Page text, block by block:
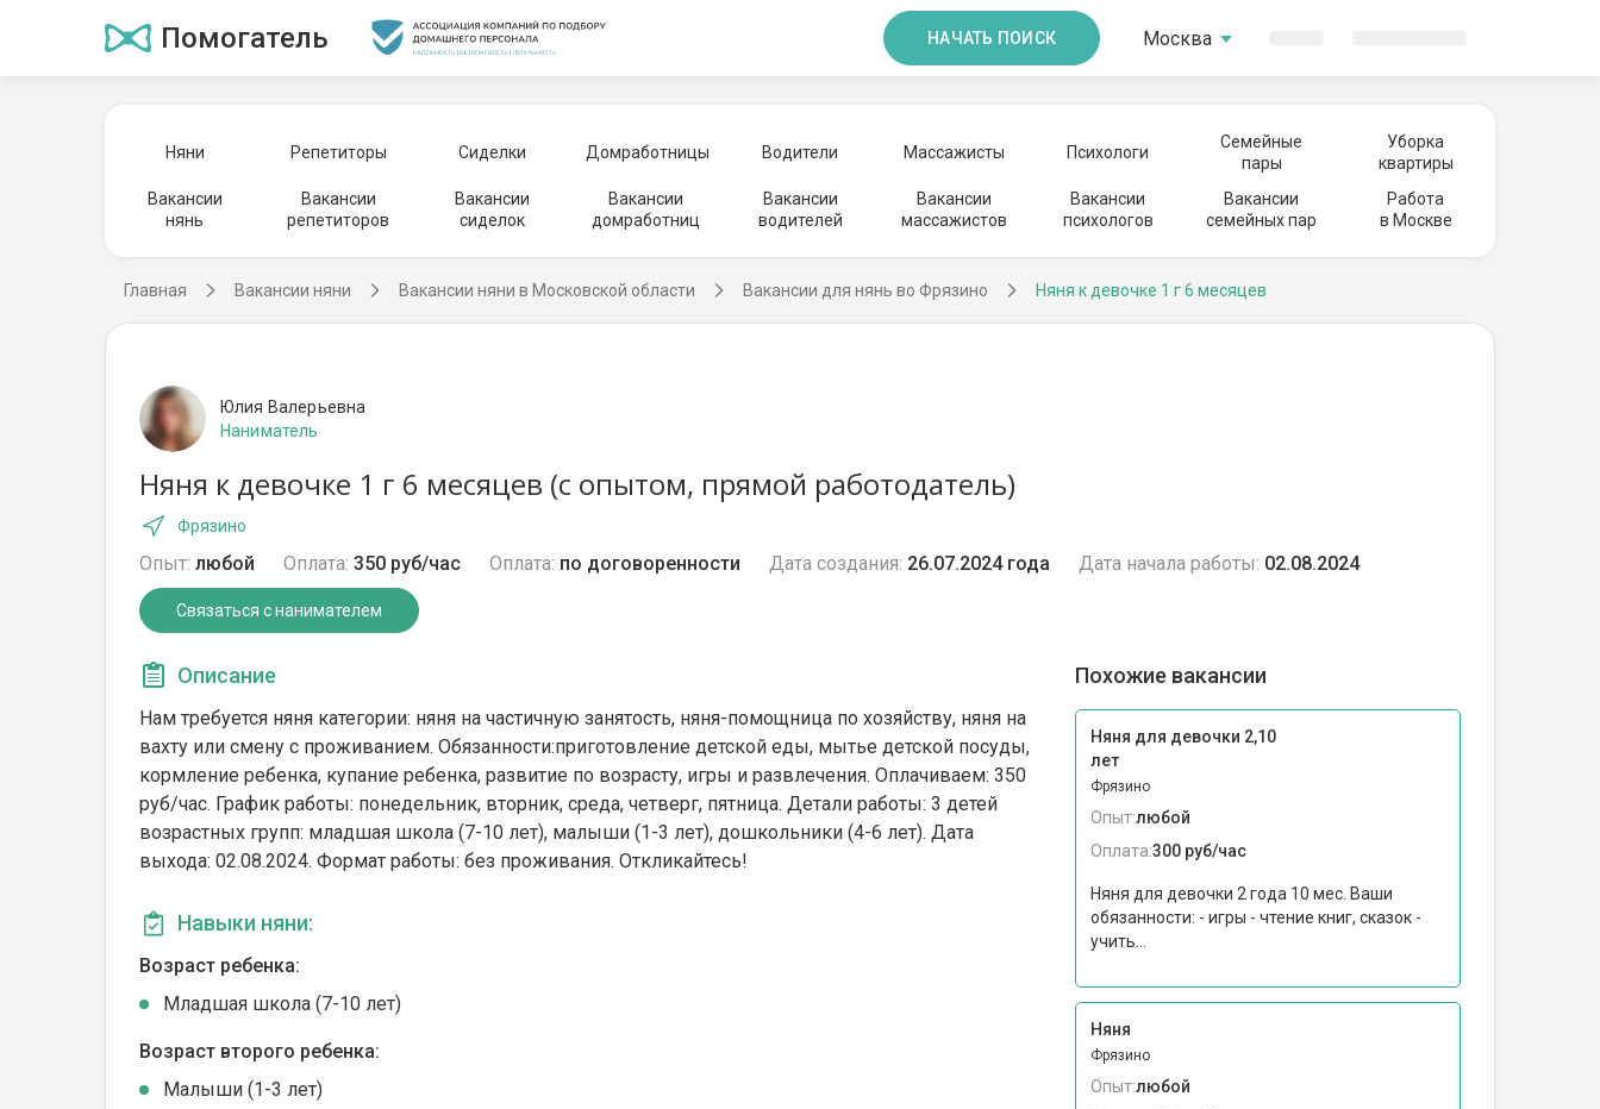
Помогатель НАЧАТЬ ПОИСК Москва
Няни Репетиторы Сиделки Домработницы Водители Массажисты Психологи
Семейные
пары
Уборка
квартиры
Вакансии
нянь
Вакансии
репетиторов
Вакансии
сиделок
Вакансии
домработниц
Вакансии
водителей
Вакансии
массажистов
Вакансии
психологов
Вакансии
семейных пар
Работа
в Москве
Главная Вакансии няни Вакансии няни в Московской области Вакансии для нянь во Фрязино Няня к девочке 1 г 6 месяцев
Юлия Валерьевна
Наниматель
Няня к девочке 1 г 6 месяцев (с опытом, прямой работодатель)
Фрязино
Опыт: любой Оплата: 350 руб/час Оплата: по договоренности Дата создания: 26.07.2024 года Дата начала работы: 02.08.2024
Связаться с нанимателем
Описание
Нам требуется няня категории: няня на частичную занятость, няня-помощница по хозяйству, няня на
вахту или смену с проживанием. Обязанности:приготовление детской еды, мытье детской посуды,
кормление ребенка, купание ребенка, развитие по возрасту, игры и развлечения. Оплачиваем: 350
руб/час. График работы: понедельник, вторник, среда, четверг, пятница. Детали работы: 3 детей
возрастных групп: младшая школа (7-10 лет), малыши (1-3 лет), дошкольники (4-6 лет). Дата
выхода: 02.08.2024. Формат работы: без проживания. Откликайтесь!
Навыки няни:
Возраст ребенка:
Младшая школа (7-10 лет)
Возраст второго ребенка:
Малыши (1-3 лет)
Похожие вакансии
Няня для девочки 2,10
лет
Фрязино
Опыт:любой
Оплата:300 руб/час
Няня для девочки 2 года 10 мес. Ваши
обязанности: - игры - чтение книг, сказок -
учить...
Няня
Фрязино
Опыт:любой